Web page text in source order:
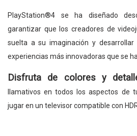
PlayStation®4 se ha diseñado
garantizar que los creadores de
suelta a su imaginación y
experiencias más innovadoras que se
Disfruta de colores y
llamativos en todos los aspectos de
jugar en un televisor compatible con